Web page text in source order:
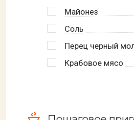
Майонез
Соль
Перец черный
Крабовое мясо